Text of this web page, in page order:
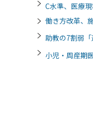
C水準、医療
働き方改革、
助教の7割弱
小児・周産